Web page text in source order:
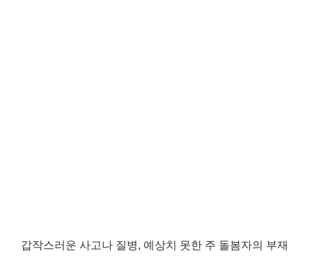
갑작스러운 사고나 질병, 예상치 못한 주 돌봄자의 부재